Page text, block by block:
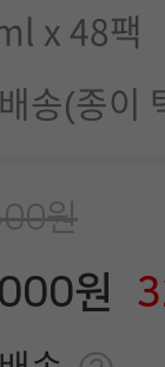
x 48팩
송(종이
원
원